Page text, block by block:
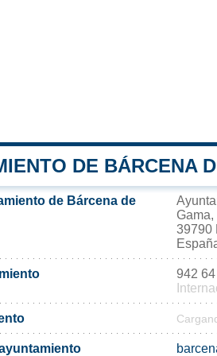
DE BÁRCENA
de Bárcena de
Gama,
39790
942